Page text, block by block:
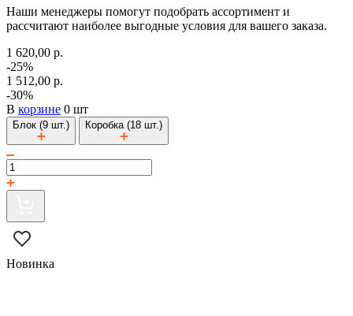
Наши менеджеры помогут подобрать ассортимент и
рассчитают наиболее выгодные условия для вашего заказа.
1 620,00 р.
-25%
1 512,00 р.
-30%
В корзине 0 шт
Блок (9 шт.) Коробка (18 шт.)
Новинка